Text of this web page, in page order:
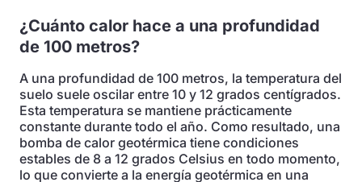
¿Cuánto calor hace a una profundidad
de 100 metros?
A una profundidad de 100 metros, la temperatura del
suelo suele oscilar entre 10 y 12 grados centígrados.
Esta temperatura se mantiene prácticamente
constante durante todo el año. Como resultado, una
bomba de calor geotérmica tiene condiciones
estables de 8 a 12 grados Celsius en todo momento,
lo que convierte a la energía geotérmica en una